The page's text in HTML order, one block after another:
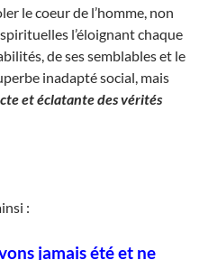
le coeur de l’homme, non
l’éloignant chaque
de ses semblables et le
inadapté social, mais
et éclatante des vérités
:
jamais été et ne